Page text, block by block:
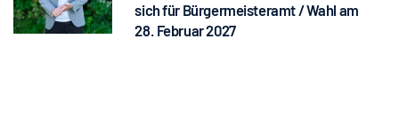
sich für Bürgermeisteramt / Wahl am
28. Februar 2027